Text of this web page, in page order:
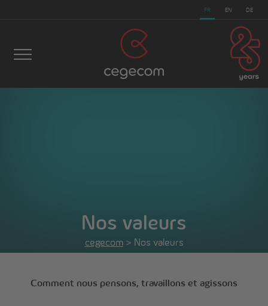
FR EN DE
cegecom> Nos valeurs
Nos valeurs
cegecom> Nos valeurs
Comment nous pensons, travaillons et agissons